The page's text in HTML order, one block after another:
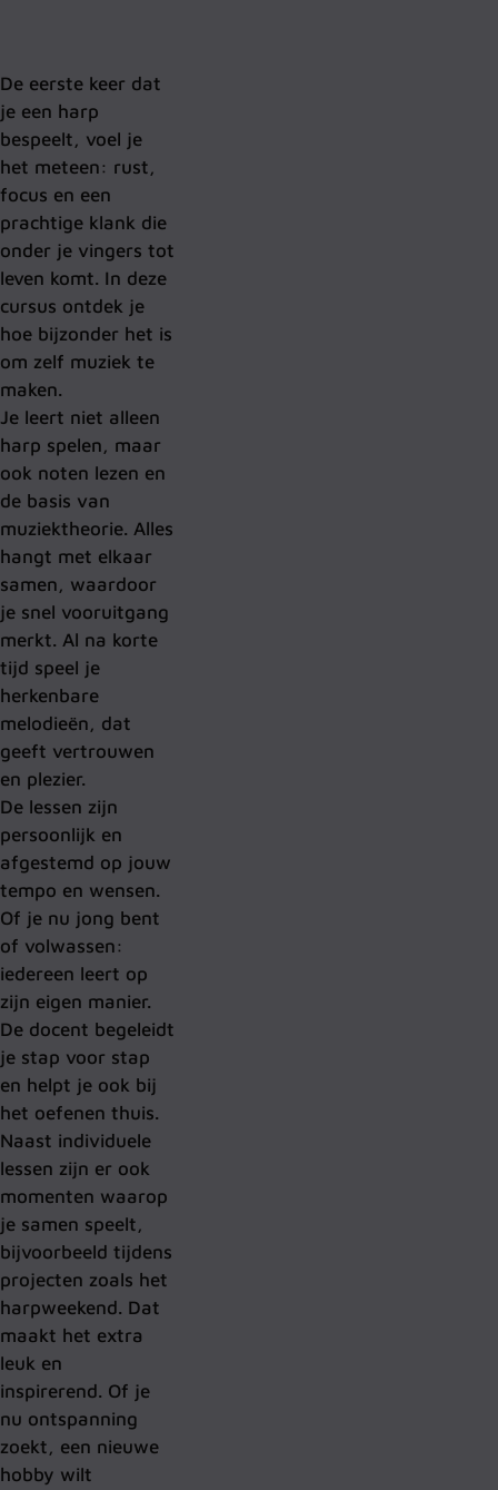
De eerste keer dat
je een harp
bespeelt, voel je
het meteen: rust,
focus en een
prachtige klank die
onder je vingers tot
leven komt. In deze
cursus ontdek je
hoe bijzonder het is
om zelf muziek te
maken.
Je leert niet alleen
harp spelen, maar
ook noten lezen en
de basis van
muziektheorie. Alles
hangt met elkaar
samen, waardoor
je snel vooruitgang
merkt. Al na korte
tijd speel je
herkenbare
melodieën, dat
geeft vertrouwen
en plezier.
De lessen zijn
persoonlijk en
afgestemd op jouw
tempo en wensen.
Of je nu jong bent
of volwassen:
iedereen leert op
zijn eigen manier.
De docent begeleidt
je stap voor stap
en helpt je ook bij
het oefenen thuis.
Naast individuele
lessen zijn er ook
momenten waarop
je samen speelt,
bijvoorbeeld tijdens
projecten zoals het
harpweekend. Dat
maakt het extra
leuk en
inspirerend. Of je
nu ontspanning
zoekt, een nieuwe
hobby wilt